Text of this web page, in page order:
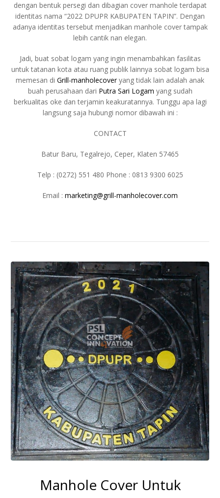
dengan bentuk persegi dan dibagian cover manhole terdapat
identitas nama “2022 DPUPR KABUPATEN TAPIN”. Dengan
adanya identitas tersebut menjadikan manhole cover tampak
lebih cantik nan elegan.
Jadi, buat sobat logam yang ingin menambahkan fasilitas
untuk tatanan kota atau ruang publik lainnya sobat logam bisa
memesan di Grill-manholecoveryang tidak lain adalah anak
buah perusahaan dari Putra Sari Logam yang sudah
berkualitas oke dan terjamin keakuratannya. Tunggu apa lagi
langsung saja hubungi nomor dibawah ini :
CONTACT
Batur Baru, Tegalrejo, Ceper, Klaten 57465
Telp : (0272) 551 480 Phone : 0813 9300 6025
Email : marketing@grill-manholecover.com
Manhole Cover Untuk